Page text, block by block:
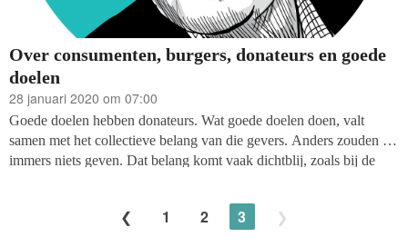
Over consumenten, burgers, donateurs en goede
doelen
28 januari 2020 om 07:00
Goede doelen hebben donateurs. Wat goede doelen doen, valt
samen met het collectieve belang van die gevers. Anders zouden ze
immers niets geven. Dat belang komt vaak dichtblij, zoals bij de
de beste zorg. Daar dragen goede doelen met hun werk aan bij.
1 2 3